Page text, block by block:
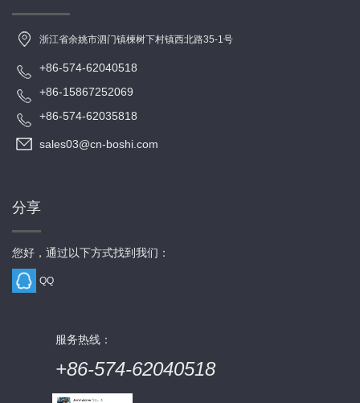
浙江省余姚市泗门镇楝树下村镇西北路35-1号
+86-574-62040518
+86-15867252069
+86-574-62035818
sales03@cn-boshi.com
分享
您好，通过以下方式找到我们：
QQ
服务热线：
+86-574-62040518